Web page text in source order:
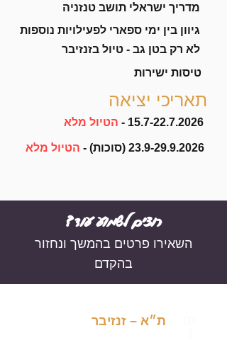
מדריך ישראלי תושב טנזניה
גיוון בין ימי ספארי לפעילויות נוספות
תאריכי יציאה
לא רק בטן גב - טיול בזנזיבר
טיסות ישירות
15.7-22.7.2026
- הטיול מלא
23.9-29.9.2026 (סוכות) - הטיול מלא
?רוצים לשמוע עוד
השאירו פרטים בהמשך ונחזור
בהקדם
ת״א – זנזיבר